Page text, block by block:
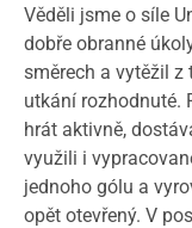
Věděli jsme o síle
dobře obranné
směrech a vytěžil z
utkání rozhodnuté.
hrát aktivně,
využili i
jednoho gólu a
opět otevřený. V